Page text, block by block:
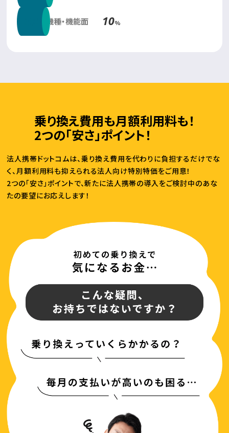
機種・機能面
機種・機能面 10%
乗り換え費用も月額利用料も！
2つの「安さ」ポイント！
法人携帯ドットコムは、乗り換え費用を代わりに負担するだけでな
く、月額利用料も抑えられる法人向け特別特価をご用意！
2つの「安さ」ポイントで、新たに法人携帯の導入をご検討中のあな
たの要望にお応えします！